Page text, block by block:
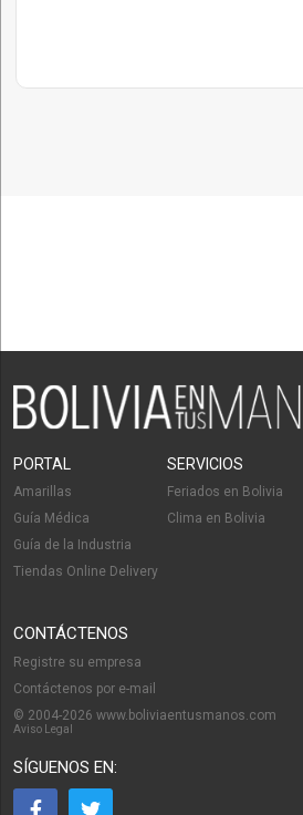
PORTAL
Amarillas
Guía Médica
Guía de la Industria
Tiendas Online Delivery
SERVICIOS
Feriados en Bolivia
Clima en Bolivia
CONTÁCTENOS
Registre su empresa
Contáctenos por e-mail
© 2004-2026 www.boliviaentusmanos.com
Aviso Legal
SÍGUENOS EN: